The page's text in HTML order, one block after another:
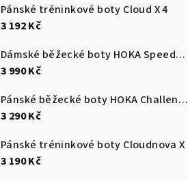
Pánské tréninkové boty Cloud X 4
3 192 Kč
Dámské běžecké boty HOKA Speedgoat 7
3 990 Kč
Pánské běžecké boty HOKA Challenger 8
3 290 Kč
Pánské tréninkové boty Cloudnova X
3 190 Kč